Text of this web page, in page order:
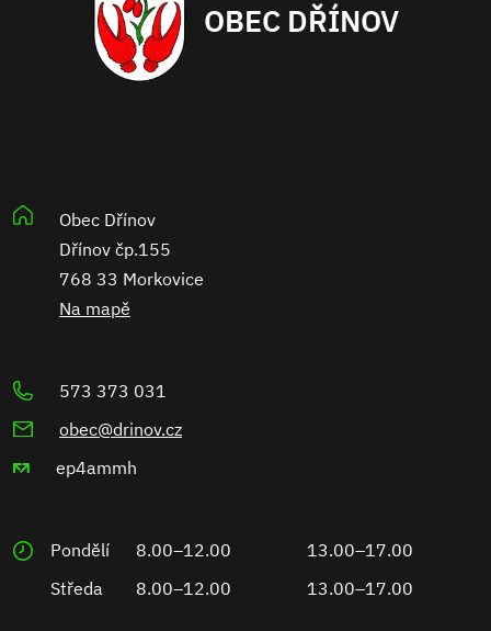
OBEC DŘÍNOV
Obec Dřínov
Dřínov čp.155
768 33 Morkovice
Na mapě
573 373 031
obec@drinov.cz
ep4ammh
Pondělí 8.00–12.00
13.00–17.00
Středa
8.00–12.00 13.00–17.00